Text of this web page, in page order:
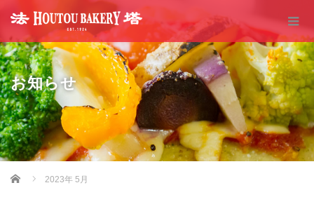
お知らせ
Home 2023年 5月